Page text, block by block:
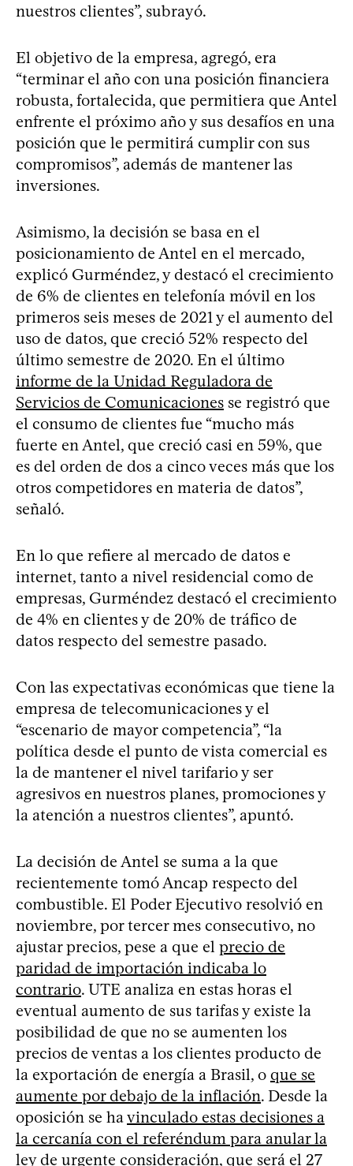
nuestros clientes”, subrayó.
El objetivo de la empresa, agregó, era
“terminar el año con una posición financiera
robusta, fortalecida, que permitiera que Antel
enfrente el próximo año y sus desafíos en una
posición que le permitirá cumplir con sus
compromisos”, además de mantener las
inversiones.
Asimismo, la decisión se basa en el
posicionamiento de Antel en el mercado,
explicó Gurméndez, y destacó el crecimiento
de 6% de clientes en telefonía móvil en los
primeros seis meses de 2021 y el aumento del
uso de datos, que creció 52% respecto del
último semestre de 2020. En el último
informe de la Unidad Reguladora de
Servicios de Comunicaciones se registró que
el consumo de clientes fue “mucho más
fuerte en Antel, que creció casi en 59%, que
es del orden de dos a cinco veces más que los
otros competidores en materia de datos”,
señaló.
En lo que refiere al mercado de datos e
internet, tanto a nivel residencial como de
empresas, Gurméndez destacó el crecimiento
de 4% en clientes y de 20% de tráfico de
datos respecto del semestre pasado.
Con las expectativas económicas que tiene la
empresa de telecomunicaciones y el
“escenario de mayor competencia”, “la
política desde el punto de vista comercial es
la de mantener el nivel tarifario y ser
agresivos en nuestros planes, promociones y
la atención a nuestros clientes”, apuntó.
La decisión de Antel se suma a la que
recientemente tomó Ancap respecto del
combustible. El Poder Ejecutivo resolvió en
noviembre, por tercer mes consecutivo, no
ajustar precios, pese a que el precio de
paridad de importación indicaba lo
contrario. UTE analiza en estas horas el
eventual aumento de sus tarifas y existe la
posibilidad de que no se aumenten los
precios de ventas a los clientes producto de
la exportación de energía a Brasil, o que se
aumente por debajo de la inflación. Desde la
oposición se havinculado estas decisiones a
la cercanía con el referéndum para anular la
ley de urgente consideración, que será el 27